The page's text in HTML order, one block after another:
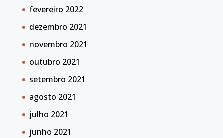
fevereiro 2022
dezembro 2021
novembro 2021
outubro 2021
setembro 2021
agosto 2021
julho 2021
junho 2021